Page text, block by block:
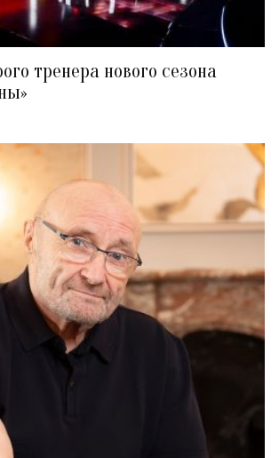
тренера нового сезона